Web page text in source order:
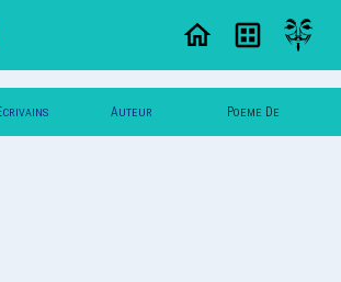
Auteur Poeme De